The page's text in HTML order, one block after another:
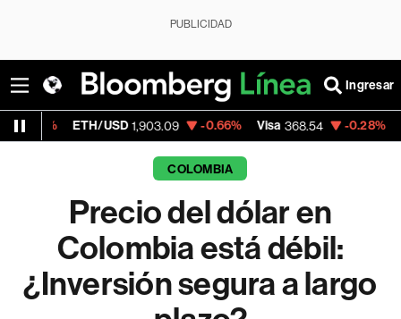
PUBLICIDAD
Ingresar
ETH/USD 1,903.09 -0.66% Visa 368.54 -0.28%
COLOMBIA
Precio del dólar en
Colombia está débil:
¿Inversión segura a largo